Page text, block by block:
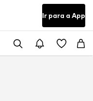
Ir para a App